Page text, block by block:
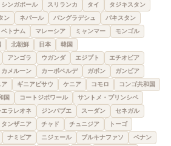
シンガポール スリランカ タイ
タジキスタン
ン
ネパール バングラデシュ
パキスタン
ベトナム マレーシア ミャンマー
モンゴル
北朝鮮 日本 韓国
アンゴラ ウガンダ エジプト
エチオピア
カメルーン カーボベルデ ガボン
ガンビア
ア ギニアビサウ ケニア コモロ
コンゴ共和国
国
コートジボワール
サントメ・プリンシペ
エラレオネ ジンバブエ スーダン
セネガル
タンザニア チャド チュニジア
トーゴ
ナミビア ニジェール ブルキナファソ
ベナン